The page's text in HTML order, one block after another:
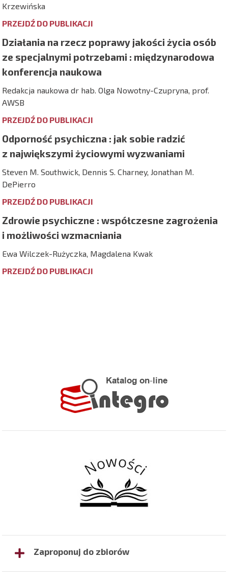
Krzewińska
PRZEJDŹ DO PUBLIKACJI
Działania na rzecz poprawy jakości życia osób
ze specjalnymi potrzebami : międzynarodowa
konferencja naukowa
Redakcja naukowa dr hab. Olga Nowotny-Czupryna, prof.
AWSB
PRZEJDŹ DO PUBLIKACJI
Odporność psychiczna : jak sobie radzić
z największymi życiowymi wyzwaniami
Steven M. Southwick, Dennis S. Charney, Jonathan M.
DePierro
PRZEJDŹ DO PUBLIKACJI
Zdrowie psychiczne : współczesne zagrożenia
i możliwości wzmacniania
Ewa Wilczek-Rużyczka, Magdalena Kwak
PRZEJDŹ DO PUBLIKACJI
Zaproponuj do zbiorów